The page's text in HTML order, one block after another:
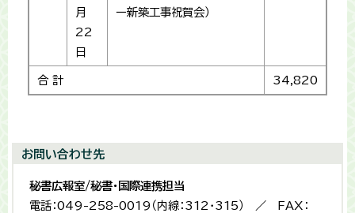
月
22
日
ー新築工事祝賀会）
合 計 34,820
お問い合わせ先
秘書広報室/秘書・国際連携担当
電話：049-258-0019（内線：312・315） ／ FAX：